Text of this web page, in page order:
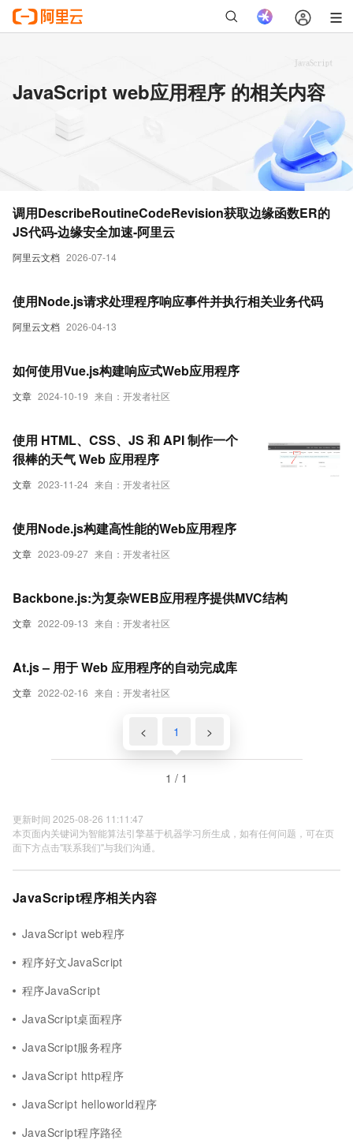
JavaScript web应用程序 的相关内容
阿里云文档 2026-07-14
调用DescribeRoutineCodeRevision获取边缘函数ER的
JS代码-边缘安全加速-阿里云
阿里云文档 2026-04-13
使用Node.js请求处理程序响应事件并执行相关业务代码
文章 2024-10-19 来自：开发者社区
如何使用Vue.js构建响应式Web应用程序
文章 2023-11-24 来自：开发者社区
使用 HTML、CSS、JS 和 API 制作一个
很棒的天气 Web 应用程序
文章 2023-09-27 来自：开发者社区
使用Node.js构建高性能的Web应用程序
文章 2022-09-13 来自：开发者社区
Backbone.js:为复杂WEB应用程序提供MVC结构
文章 2022-02-16 来自：开发者社区
At.js – 用于 Web 应用程序的自动完成库
< 1 >
1 / 1
更新时间 2025-08-26 11:11:47
本页面内关键词为智能算法引擎基于机器学习所生成，如有任何问题，可在页
面下方点击"联系我们"与我们沟通。
JavaScript程序相关内容
JavaScript web程序
程序好文JavaScript
程序JavaScript
JavaScript桌面程序
JavaScript服务程序
JavaScript http程序
JavaScript helloworld程序
JavaScript程序路径